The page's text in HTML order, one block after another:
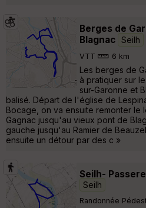
Berges de
Blagnac Seilh
VTT 6 km
Les berges de
à pratiquer sur
sur-Garonne et
balisé. Départ de l'église de
Bocage, on va ensuite remonter le
Gagnac jusqu'au vieux pont de
gauche jusqu'au Ramier de
ensuite un détour par des c »
Seilh-
Seilh
Randonnée